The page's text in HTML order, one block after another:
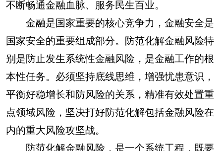
不断畅通金融血脉、服务民生百业。
金融是国家重要的核心竞争力，金融安全是
国家安全的重要组成部分。防范化解金融风险特
别是防止发生系统性金融风险，是金融工作的根
本性任务。必须坚持底线思维，增强忧患意识，
平衡好稳增长和防风险的关系，精准有效处置重
点领域风险，坚决打好防范化解包括金融风险在
内的重大风险攻坚战。
防范化解金融风险，是一个系统工程，既要